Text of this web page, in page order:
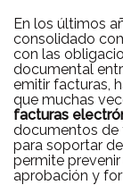
En los últimos
consolidado
con las
documental
emitir facturas,
que muchas
facturas
documentos de
para soportar
permite
aprobación y